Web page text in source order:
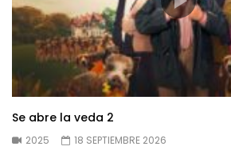
Se abre la veda 2
2025 18 SEPTIEMBRE 2026